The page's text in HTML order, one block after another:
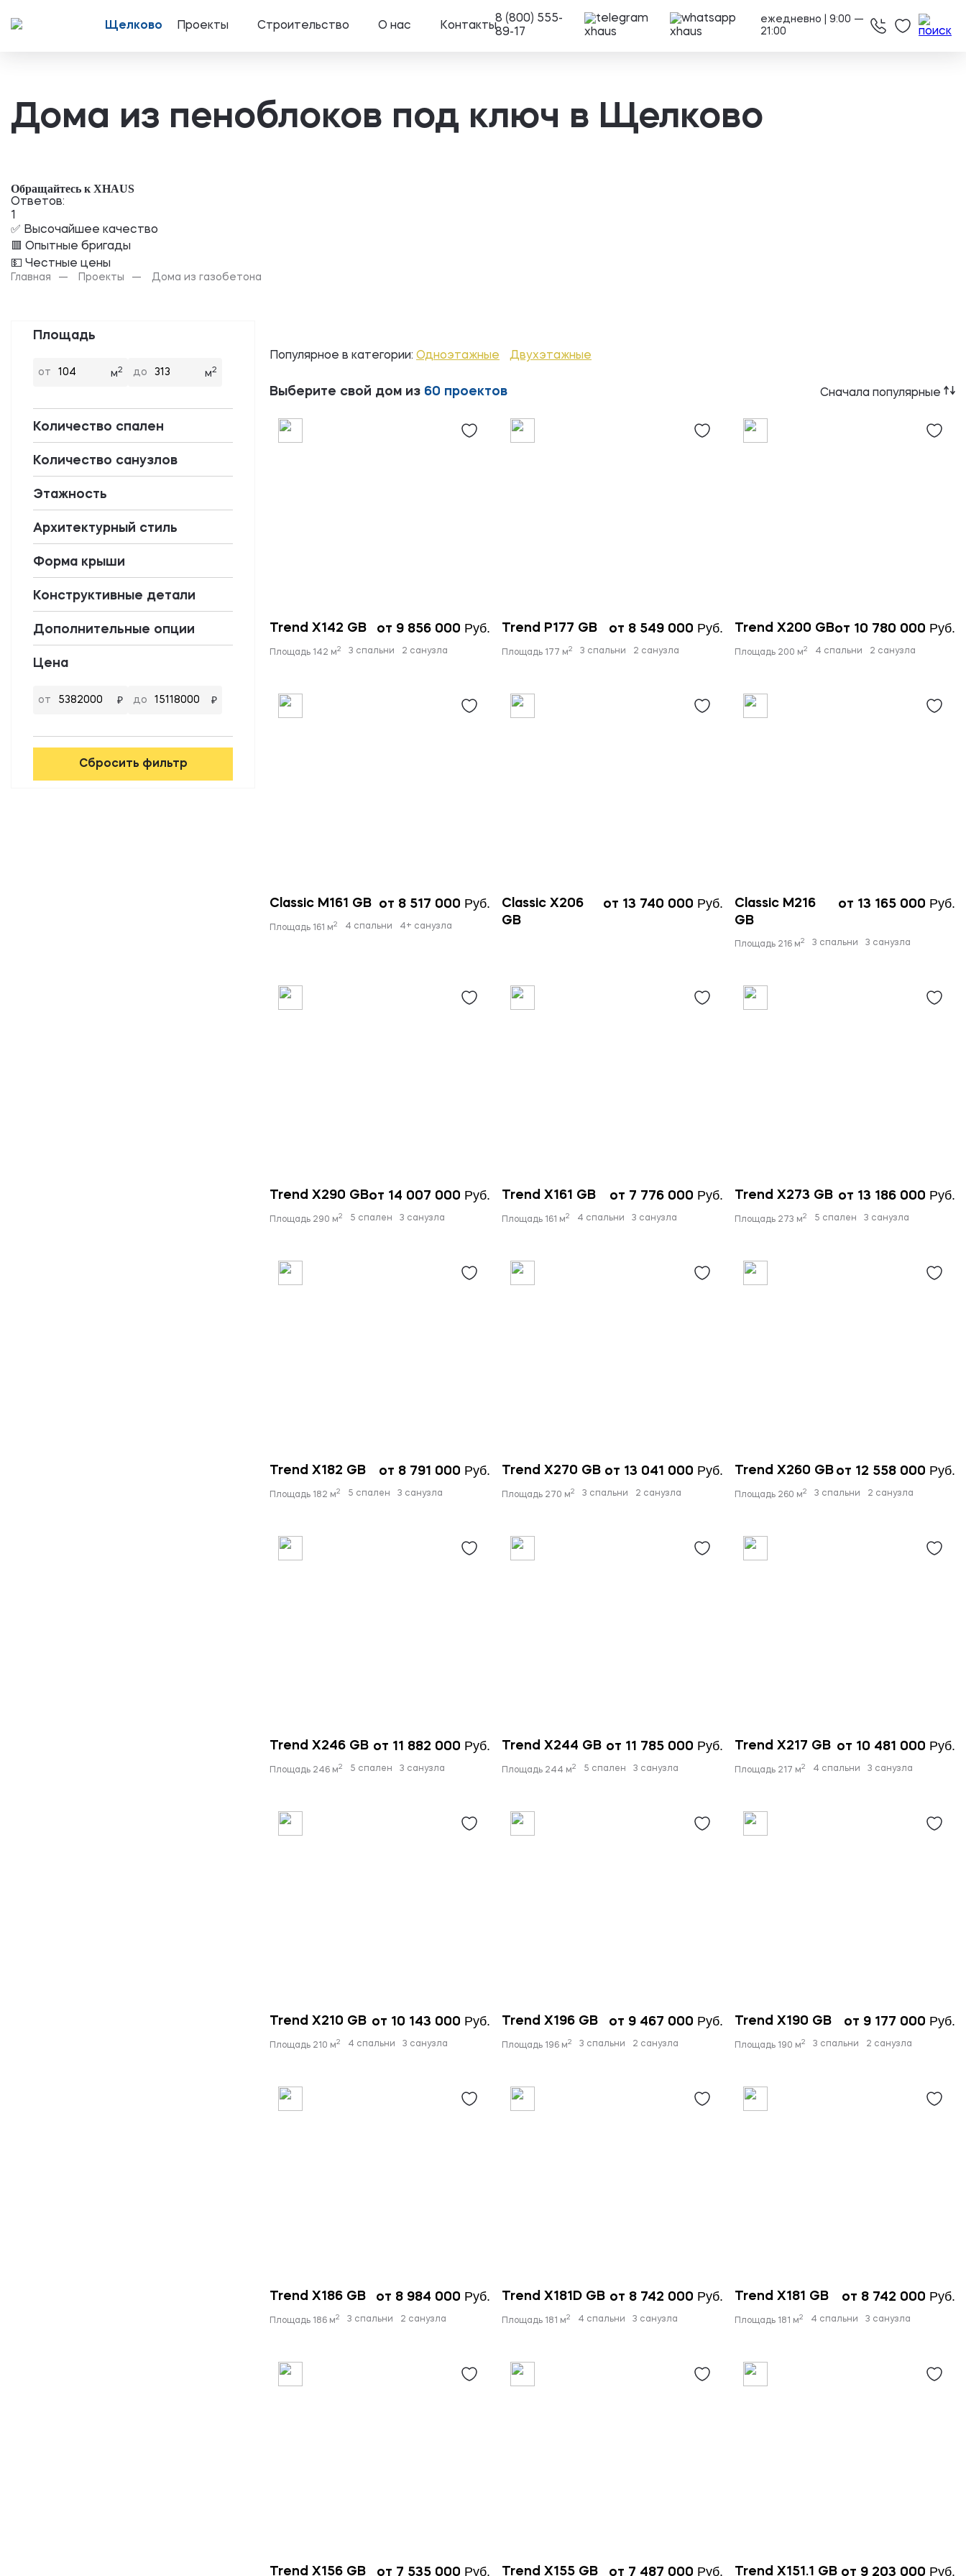
Щелково Проекты Строительство О нас Контакты
8 (800) 555-
89-17
ежедневно | 9:00 —
21:00
Дома из пеноблоков под ключ в Щелково
Обращайтесь к XHAUS
Ответов:
1
✅ Высочайшее качество
🟥 Опытные бригады
💵 Честные цены
Главная Проекты Дома из газобетона
Площадь
от м2 до м2
Количество спален
Количество санузлов
Этажность
Архитектурный стиль
Форма крыши
Конструктивные детали
Дополнительные опции
Цена
от ₽ до ₽
Сбросить фильтр
Популярное в категории: Одноэтажные Двухэтажные
Выберите свой дом из 60 проектов Сначала популярные
Trend X142 GB от 9 856 000 Руб.
Площадь 142 м2 3 спальни 2 санузла
Trend P177 GB от 8 549 000 Руб.
Площадь 177 м2 3 спальни 2 санузла
Trend X200 GBот 10 780 000 Руб.
Площадь 200 м2 4 спальни 2 санузла
Classic M161 GB от 8 517 000 Руб.
Площадь 161 м2 4 спальни 4+ санузла
Classic X206
GB
от 13 740 000 Руб.
Classic M216
GB
от 13 165 000 Руб.
Площадь 216 м2 3 спальни 3 санузла
Trend X290 GBот 14 007 000 Руб.
Площадь 290 м2 5 спален 3 санузла
Trend X161 GB от 7 776 000 Руб.
Площадь 161 м2 4 спальни 3 санузла
Trend X273 GB от 13 186 000 Руб.
Площадь 273 м2 5 спален 3 санузла
Trend X182 GB от 8 791 000 Руб.
Площадь 182 м2 5 спален 3 санузла
Trend X270 GB от 13 041 000 Руб.
Площадь 270 м2 3 спальни 2 санузла
Trend X260 GB от 12 558 000 Руб.
Площадь 260 м2 3 спальни 2 санузла
Trend X246 GB от 11 882 000 Руб.
Площадь 246 м2 5 спален 3 санузла
Trend X244 GB от 11 785 000 Руб.
Площадь 244 м2 5 спален 3 санузла
Trend X217 GB от 10 481 000 Руб.
Площадь 217 м2 4 спальни 3 санузла
Trend X210 GB от 10 143 000 Руб.
Площадь 210 м2 4 спальни 3 санузла
Trend X196 GB от 9 467 000 Руб.
Площадь 196 м2 3 спальни 2 санузла
Trend X190 GB от 9 177 000 Руб.
Площадь 190 м2 3 спальни 2 санузла
Trend X186 GB от 8 984 000 Руб.
Площадь 186 м2 3 спальни 2 санузла
Trend X181D GB от 8 742 000 Руб.
Площадь 181 м2 4 спальни 3 санузла
Trend X181 GB от 8 742 000 Руб.
Площадь 181 м2 4 спальни 3 санузла
Trend X156 GB от 7 535 000 Руб. Trend X155 GB от 7 487 000 Руб. Trend X151.1 GB от 9 203 000 Руб.